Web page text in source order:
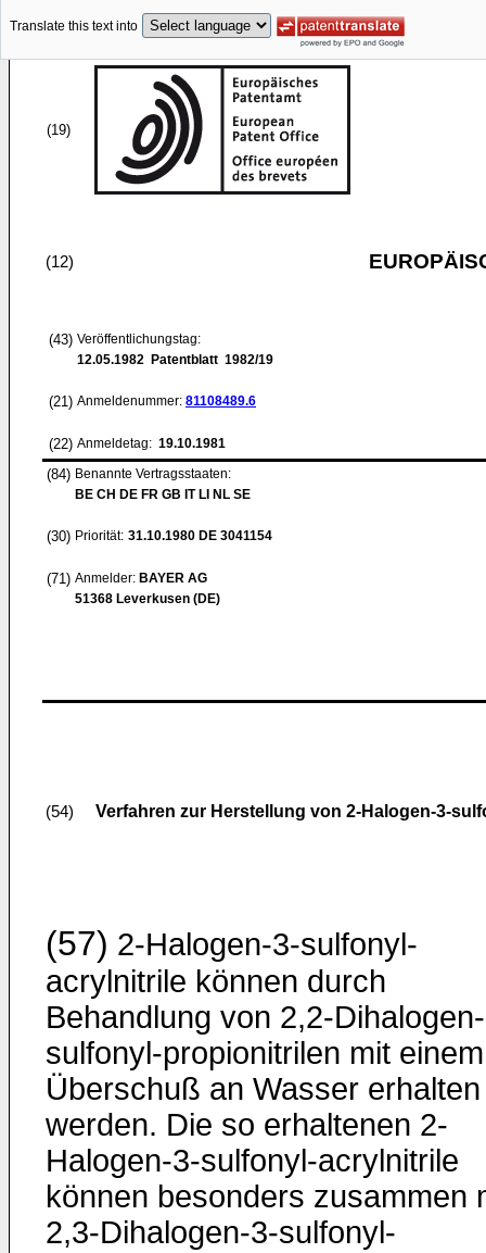
Translate this text into
(19)
(12)
(43) Veröffentlichungstag:
12.05.1982 Patentblatt 1982/19
(21) Anmeldenummer: 81108489.6
(22) Anmeldetag: 19.10.1981
(84) Benannte Vertragsstaaten:
BE CH DE FR GB IT LI NL SE
(30) Priorität: 31.10.1980 DE 3041154
(71) Anmelder: BAYER AG
51368 Leverkusen (DE)
(54) Verfahren zur Herstellung von 2-Halogen-3-
(57) 2-Halogen-3-sulfonyl-
acrylnitrile können durch
Behandlung von 2,2-
sulfonyl-propionitrilen mit einem
Überschuß an Wasser erhalten
werden. Die so erhaltenen 2-
Halogen-3-sulfonyl-acrylnitrile
können besonders zusammen
2,3-Dihalogen-3-sulfonyl-